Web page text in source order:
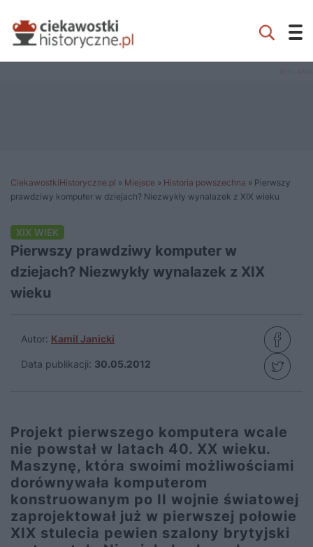
CiekawostkiHistoryczne.pl » Miejsce » Historia powszechna » Pierwszy
prawdziwy komputer w dziejach? Niezwykły wynalazek z XIX wieku
XIX WIEK
Pierwszy prawdziwy komputer w
dziejach? Niezwykły wynalazek z XIX
wieku
Autor: Kamil Janicki
Data publikacji: 30.05.2012
Projekt pierwszego komputera wcale
nie powstał w latach 40. XX wieku.
Maszynę, która swoimi możliwościami
dorównywała komputerom
konstruowanym po II wojnie światowej
zaprojektował już w pierwszej połowie
XIX stulecia pewien szalony brytyjski